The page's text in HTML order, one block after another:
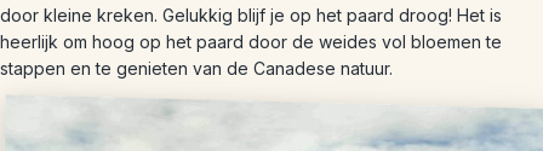
door kleine kreken. Gelukkig blijf je op het paard droog! Het is
heerlijk om hoog op het paard door de weides vol bloemen te
stappen en te genieten van de Canadese natuur.